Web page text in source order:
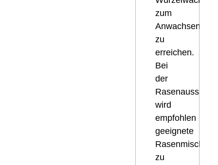
zum
Anwachsen
zu
erreichen.
Bei
der
Rasenaussaat
wird
empfohlen
geeignete
zu